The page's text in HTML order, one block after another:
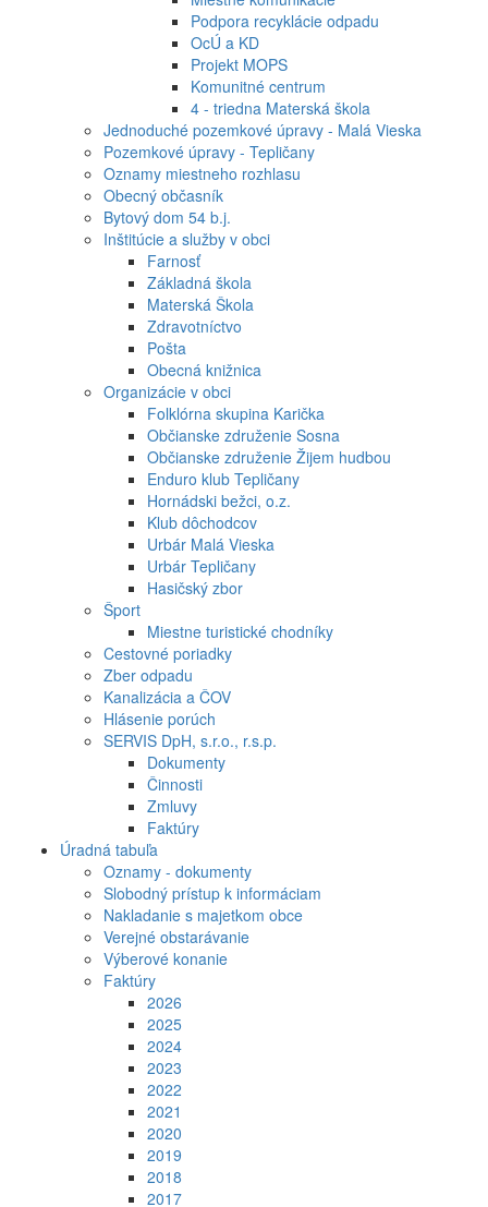
Podpora recyklácie odpadu
OcÚ a KD
Projekt MOPS
Komunitné centrum
4 - triedna Materská škola
Jednoduché pozemkové úpravy - Malá Vieska
Pozemkové úpravy - Tepličany
Oznamy miestneho rozhlasu
Obecný občasník
Bytový dom 54 b.j.
Inštitúcie a služby v obci
Farnosť
Základná škola
Materská Škola
Zdravotníctvo
Pošta
Obecná knižnica
Organizácie v obci
Folklórna skupina Karička
Občianske združenie Sosna
Občianske združenie Žijem hudbou
Enduro klub Tepličany
Hornádski bežci, o.z.
Klub dôchodcov
Urbár Malá Vieska
Urbár Tepličany
Hasičský zbor
Šport
Miestne turistické chodníky
Cestovné poriadky
Zber odpadu
Kanalizácia a ČOV
Hlásenie porúch
SERVIS DpH, s.r.o., r.s.p.
Dokumenty
Činnosti
Zmluvy
Faktúry
Úradná tabuľa
Oznamy - dokumenty
Slobodný prístup k informáciam
Nakladanie s majetkom obce
Verejné obstarávanie
Výberové konanie
Faktúry
2026
2025
2024
2023
2022
2021
2020
2019
2018
2017